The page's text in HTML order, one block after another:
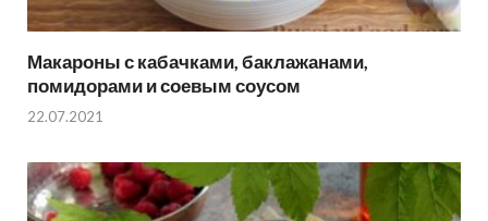
Макароны с кабачками, баклажанами,
помидорами и соевым соусом
22.07.2021